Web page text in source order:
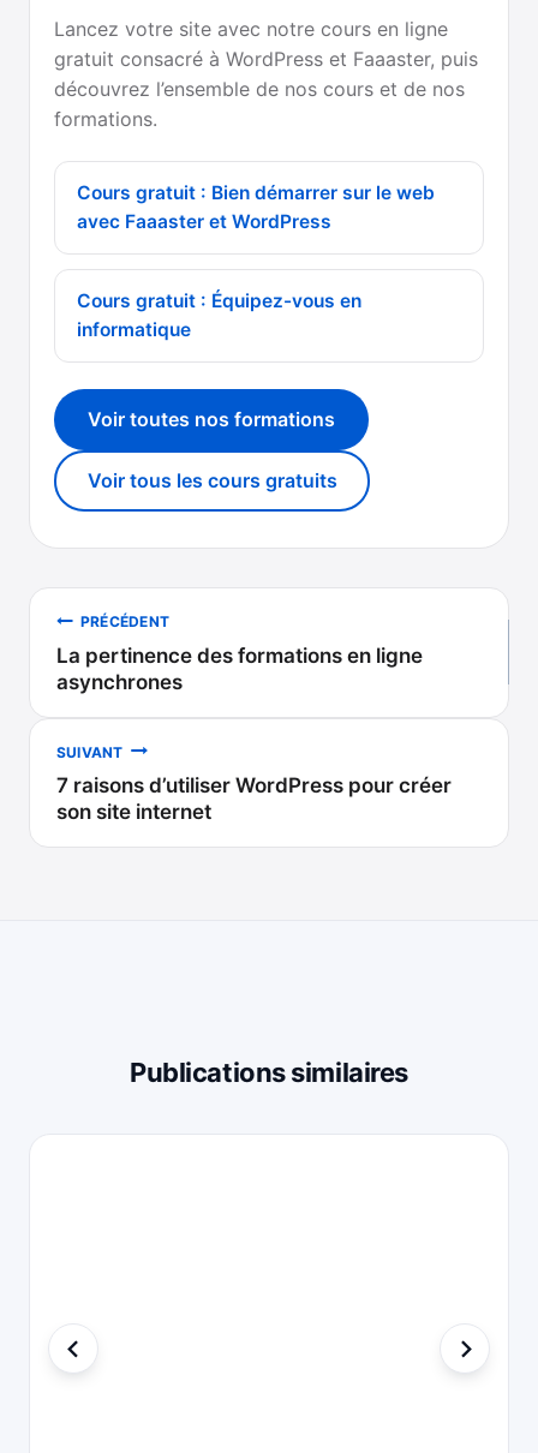
Lancez votre site avec notre cours en ligne
gratuit consacré à WordPress et Faaaster, puis
découvrez l’ensemble de nos cours et de nos
formations.
Cours gratuit : Bien démarrer sur le web
avec Faaaster et WordPress
Cours gratuit : Équipez-vous en
informatique
Voir toutes nos formations
Voir tous les cours gratuits
Navigation
de
l’article
PRÉCÉDENT
La pertinence des formations en ligne
asynchrones
SUIVANT
7 raisons d’utiliser WordPress pour créer
son site internet
Publications similaires